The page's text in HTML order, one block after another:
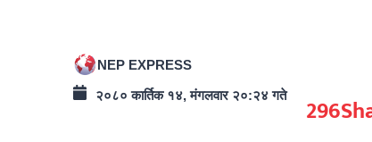
NEP EXPRESS
२०८० कार्तिक १४, मंगलवार २०:२४ गते
296